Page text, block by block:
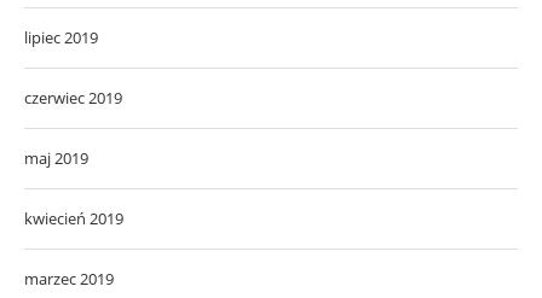
lipiec 2019
czerwiec 2019
maj 2019
kwiecień 2019
marzec 2019